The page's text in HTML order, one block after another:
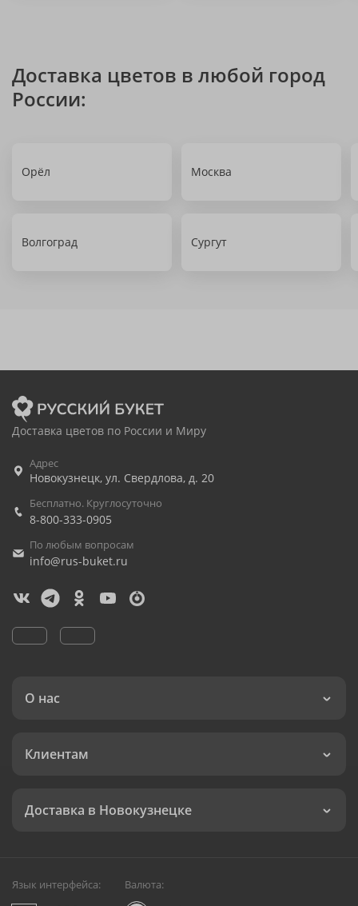
Доставка цветов в любой город
России:
Орёл Москва
Волгоград Сургут
Доставка цветов по России и Миру
Адрес
Новокузнецк, ул. Свердлова, д. 20
Бесплатно. Круглосуточно
8-800-333-0905
По любым вопросам
info@rus-buket.ru
О нас
Клиентам
Доставка в Новокузнецке
Язык интерфейса: Валюта: